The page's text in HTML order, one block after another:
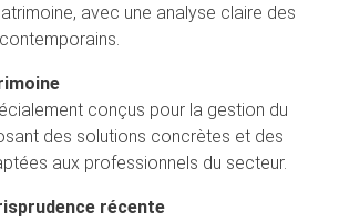
avec une analyse claire des
conçus pour la gestion du
des solutions concrètes et des
aux professionnels du secteur.
récente